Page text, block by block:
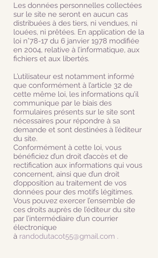
Les données personnelles collectées
sur le site ne seront en aucun cas
distribuées à des tiers, ni vendues, ni
louées, ni prêtées. En application de la
loi n°78-17 du 6 janvier 1978 modifiée
en 2004, relative à l’informatique, aux
fichiers et aux libertés.
L’utilisateur est notamment informé
que conformément à l’article 32 de
cette même loi, les informations qu’il
communique par le biais des
formulaires présents sur le site sont
nécessaires pour répondre à sa
demande et sont destinées à l’éditeur
du site.
Conformément à cette loi, vous
bénéficiez d’un droit d’accès et de
rectification aux informations qui vous
concernent, ainsi que d’un droit
d’opposition au traitement de vos
données pour des motifs légitimes.
Vous pouvez exercer l’ensemble de
ces droits auprès de l’éditeur du site
par l’intermédiaire d’un courrier
électronique
à randodutacot55@gmail.com .